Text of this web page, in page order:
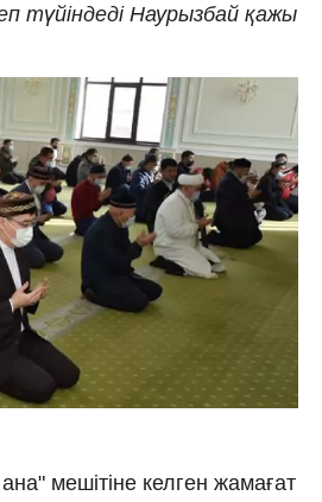
түйіндеді Наурызбай қажы
мешітіне келген жамағат